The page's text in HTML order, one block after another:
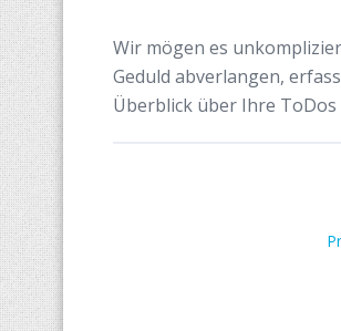
Wir mögen es
Geduld abverlangen,
Überblick über Ihre ToDos